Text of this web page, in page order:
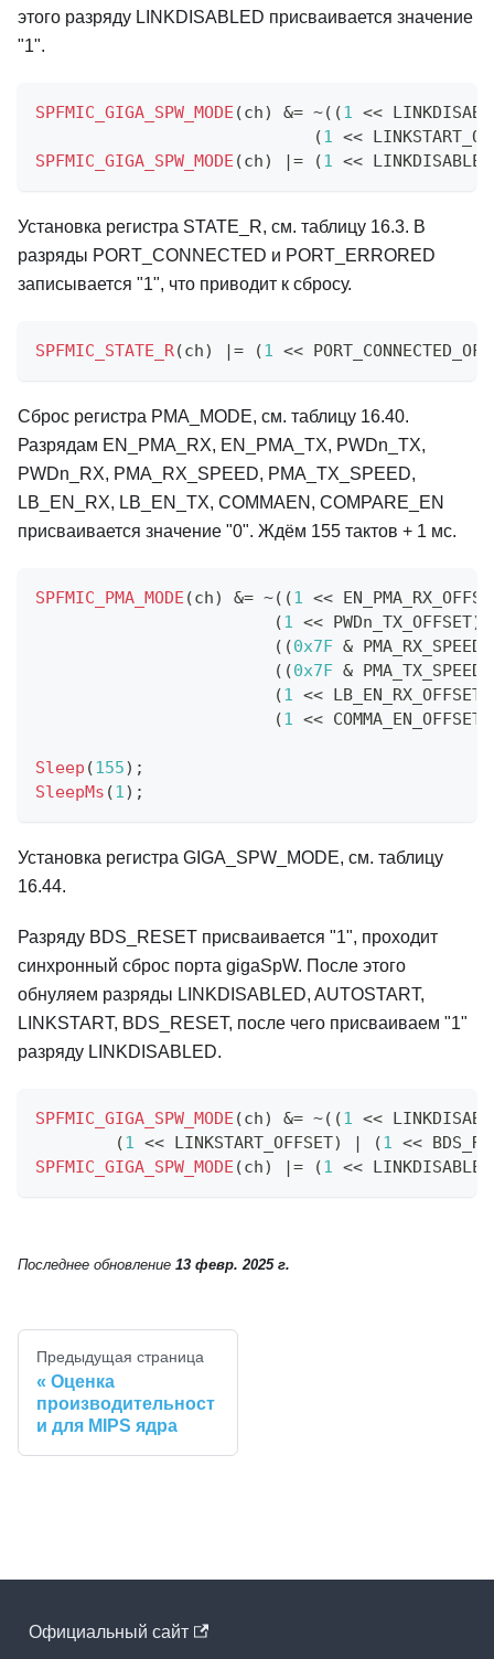
этого разряду LINKDISABLED присваивается значение
"1".
SPFMIC_GIGA_SPW_MODE (ch) &= ~( (1 <<
(1 <<
SPFMIC_GIGA_SPW_MODE (ch) |= (1 <<
Установка регистра STATE_R, см. таблицу 16.3. В
разряды PORT_CONNECTED и PORT_ERRORED
записывается "1", что приводит к сбросу.
SPFMIC_STATE_R(ch) |= (1 <<
Сброс регистра PMA_MODE, см. таблицу 16.40.
Разрядам EN_PMA_RX, EN_PMA_TX, PWDn_TX,
PWDn_RX, PMA_RX_SPEED, PMA_TX_SPEED,
LB_EN_RX, LB_EN_TX, COMMAEN, COMPARE_EN
присваивается значение "0". Ждём 155 тактов + 1 мс.
SPFMIC_PMA_MODE (ch) &= ~( (1 <<
(1 << PWDn_TX_OFFSET)
( (0x7F &
( (0x7F &
(1 << LB_EN_RX_OFFSET
(1 << COMMA_EN_OFFSET
Sleep (155) ;
SleepMs (1) ;
Установка регистра GIGA_SPW_MODE, см. таблицу
16.44.
Разряду BDS_RESET присваивается "1", проходит
синхронный сброс порта gigaSpW. После этого
обнуляем разряды LINKDISABLED, AUTOSTART,
LINKSTART, BDS_RESET, после чего присваиваем "1"
разряду LINKDISABLED.
SPFMIC_GIGA_SPW_MODE (ch) &= ~( (1 <<
(1 << LINKSTART_OFFSET) | (1 <<
SPFMIC_GIGA_SPW_MODE (ch) |= (1 <<
Последнее обновление 13 февр. 2025 г.
Предыдущая страница
Оценка
производительност
и для MIPS ядра
Официальный cайт